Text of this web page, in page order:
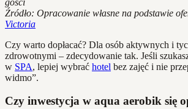
Źródło: Opracowanie własne na podstawie
Victoria
Czy warto dopłacać? Dla osób aktywnych i
zdrowotnymi – zdecydowanie tak. Jeśli
w SPA, lepiej wybrać hotel bez zajęć i nie
widmo”.
Czy inwestycja w aqua aerobik się